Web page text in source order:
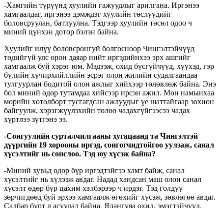
-Хамгийн түрүүнд хуулийн гажуудлыг арилгана. Иргэнээ
хамгаалдаг, иргэнээ дэмждэг хуулийн төслүүдийг
боловсруулан, батлуулна. Тэдгээр хуулийн төсөл одоо ч
миний цүнхэн дотор бэлэн байна.
Хуулийг илүү боловсронгуй болгосноор Чингэлтэйчүүд
төдийгүй улс орон даяар нийт иргэдийнхээ эрх ашгийг
хамгаалж буй хэрэг юм. Мэдээж, охид бүсгүйчүүд, хүүхэд, гэр
бүлийн хүчирхийллийн эсрэг олон жилийн судалгаандаа
тулгуурлан бодитой олон ажлыг хийхээр төлөвлөж байна. Энэ
бол миний өдөр тутамдаа хийсээр ирсэн ажил. Мөн намынхаа
мөрийн хөтөлбөрт тусгагдсан ажлуудыг үе шаттайгаар зохион
байгуулж, хэрэгжүүлэхийн төлөө чадахгүйгээсээ чадах
хүртлээ зүтгэнэ ээ.
-Сонгуулийн сурталчилгааны хугацаанд та Чингэлтэй
дүүргийн 19 хорооны иргэд, сонгогчидтойгоо уулзаж, санал
хүсэлтийг нь сонслоо. Тэд юу хүсэж байна?
-Миний хувьд өдөр бүр иргэдтэйгээ хамт байж, санал
хүсэлтийг нь хүлээж авдаг. Надад хандсан маш олон санал
хүсэлт өдөр бүр цахим хэлбэрээр ч ирдэг. Тэд голдуу
зөрчигдөөд буй эрхээ хамгаалж өгөхийг хүсэж, зөвлөгөө авдаг.
Салбар бүрт л асуудал байна. Ялангуяа охид, эмэгтэйчүүд,